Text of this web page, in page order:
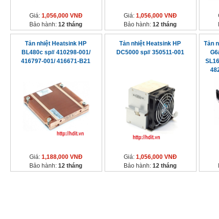
Giá: 1,056,000 VNĐ
Bảo hành:12 tháng
Giá: 1,056,000 VNĐ
Bảo hành:12 tháng
Tản nhiệt Heatsink HP
BL480c sp# 410298-001/
416797-001/ 416671-B21
Giá: 1,188,000 VNĐ
Bảo hành:12 tháng
Tản nhiệt Heatsink HP
DC5000 sp# 350511-001
Giá: 1,056,000 VNĐ
Bảo hành:12 tháng
Tản